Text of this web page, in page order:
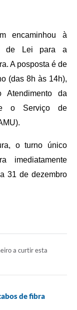
encaminhou à
de Lei para a
A posposta é de
(das 8h às 14h),
Atendimento da
e o Serviço de
o turno único
imediatamente
31 de dezembro
a curtir esta
de fibra